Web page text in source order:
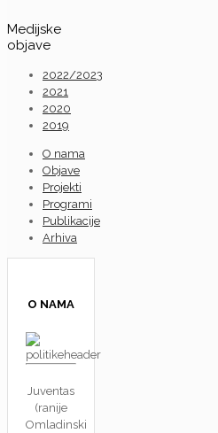
Medijske
objave
2022/2023
2021
2020
2019
O nama
Objave
Projekti
Programi
Publikacije
Arhiva
O NAMA
Juventas
(ranije
Omladinski